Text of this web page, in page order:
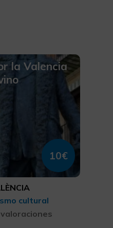
la Valencia
10€
cultural